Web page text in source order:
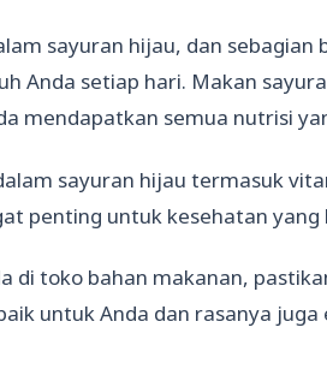
sayuran hijau, dan sebagian
Anda setiap hari. Makan
mendapatkan semua nutrisi
sayuran hijau termasuk
penting untuk kesehatan yang
di toko bahan makanan,
untuk Anda dan rasanya juga